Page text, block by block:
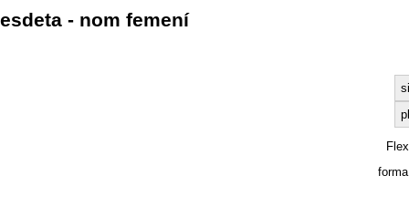
esdeta - nom femení